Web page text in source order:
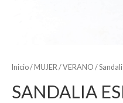
Inicio/ MUJER /VERANO /
SANDALIA